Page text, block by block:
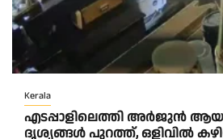
Kerala
എടപ്പാളിലെത്തി അർജുൻ
ദൃശ്യങ്ങൾ പുറത്ത്, ഒളിവിൽ